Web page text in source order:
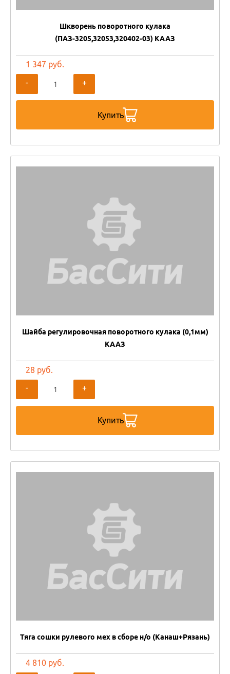
Шкворень поворотного кулака
(ПАЗ-3205,32053,320402-03) КААЗ
1 347 руб.
-
+
Купить
Шайба регулировочная поворотного кулака (0,1мм)
КААЗ
28 руб.
-
+
Купить
Тяга сошки рулевого мех в сборе н/о (Канаш+Рязань)
4 810 руб.